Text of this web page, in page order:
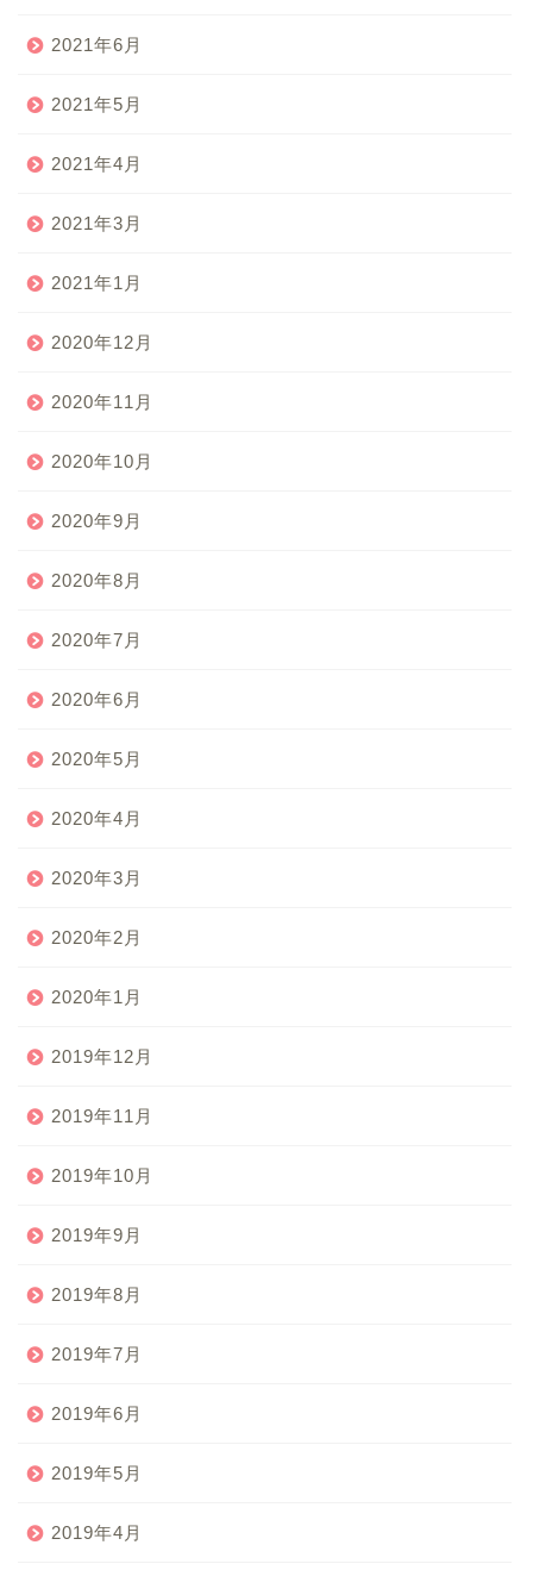
2021年6月
2021年5月
2021年4月
2021年3月
2021年1月
2020年12月
2020年11月
2020年10月
2020年9月
2020年8月
2020年7月
2020年6月
2020年5月
2020年4月
2020年3月
2020年2月
2020年1月
2019年12月
2019年11月
2019年10月
2019年9月
2019年8月
2019年7月
2019年6月
2019年5月
2019年4月